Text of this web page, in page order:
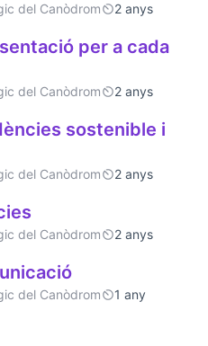
del Canòdrom
2 anys
per a cada
del Canòdrom
2 anys
i
del Canòdrom
2 anys
del Canòdrom
2 anys
del Canòdrom
1 any